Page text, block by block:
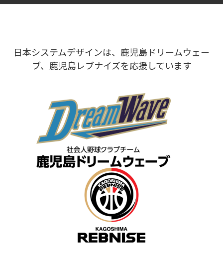
日本システムデザインは、鹿児島ドリームウェー
ブ、鹿児島レブナイズを応援しています